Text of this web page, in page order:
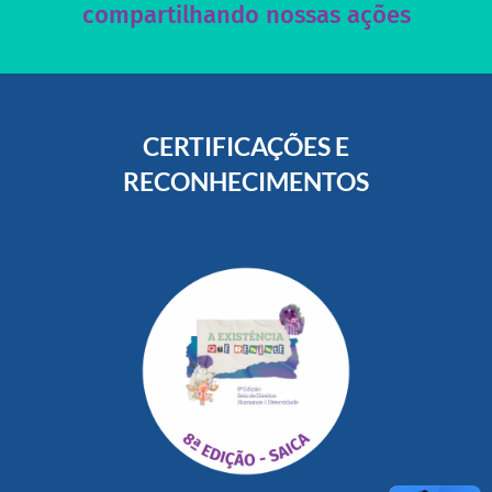
compartilhando nossas ações
CERTIFICAÇÕES E
RECONHECIMENTOS